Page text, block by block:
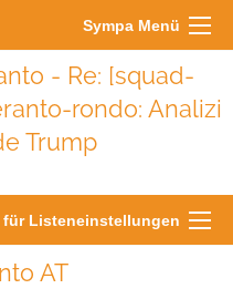
Sympa Menü
- Re: [squad-
rondo: Analizi
Trump
für Listeneinstellungen
AT